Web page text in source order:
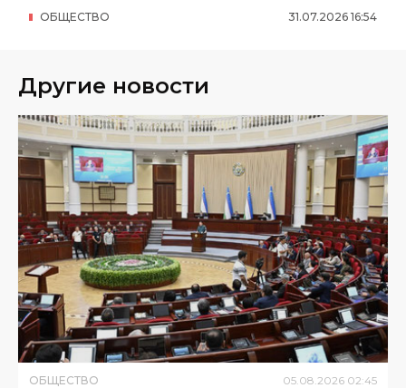
31.07.2026 16:54
ОБЩЕСТВО
Другие новости
ОБЩЕСТВО 05 08 2026 02:45